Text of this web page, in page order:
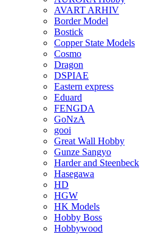
AVART ARHIV
Border Model
Bostick
Copper State Models
Cosmo
Dragon
DSPIAE
Eastern express
Eduard
FENGDA
GoNzA
gooi
Great Wall Hobby
Gunze Sangyo
Harder and Steenbeck
Hasegawa
HD
HGW
HK Models
Hobby Boss
Hobbywood